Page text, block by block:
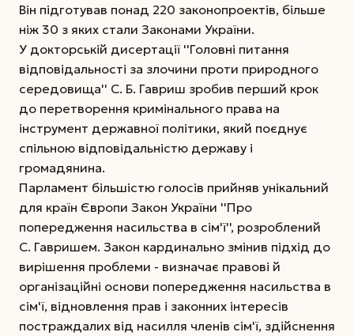
Він підготував понад 220 законопроектів, більше
ніж 30 з яких стали Законами України.
У докторській дисертації ''Головні питання
відповідальності за злочини проти природного
середовища'' С. Б. Гавриш зробив перший крок
до перетворення кримінального права на
інструмент державної політики, який поєднує
спільною відповідальністю державу і
громадянина.
Парламент більшістю голосів прийняв унікальний
для країн Європи Закон України ''Про
попередження насильства в сім'ї'', розроблений
С. Гавришем. Закон кардинально змінив підхід до
вирішення проблеми - визначає правові й
організаційні основи попередження насильства в
сім'ї, відновлення прав і законних інтересів
постраждалих від насилля членів сім'ї, здійснення